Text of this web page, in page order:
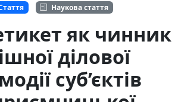
Наукова стаття
як чинник
ділової
суб’єктів